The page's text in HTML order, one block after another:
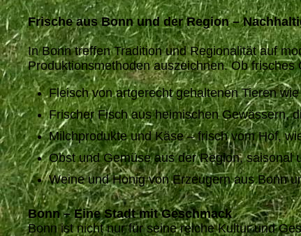
Frische aus Bonn und der Region –
In Bonn treffen Tradition und Regionalität auf
Produktionsmethoden auszeichnen. Ob
Fleisch von artgerecht gehaltenen Tieren
Frischer Fisch aus heimischen Gewässern,
Milchprodukte und Käse – frisch vom Hof,
Obst und Gemüse aus der Region, saisonal
Weine und Honig von Erzeugern aus Bonn
Bonn – Eine Stadt mit Geschmack
Bonn ist nicht nur für seine reiche Kultur und